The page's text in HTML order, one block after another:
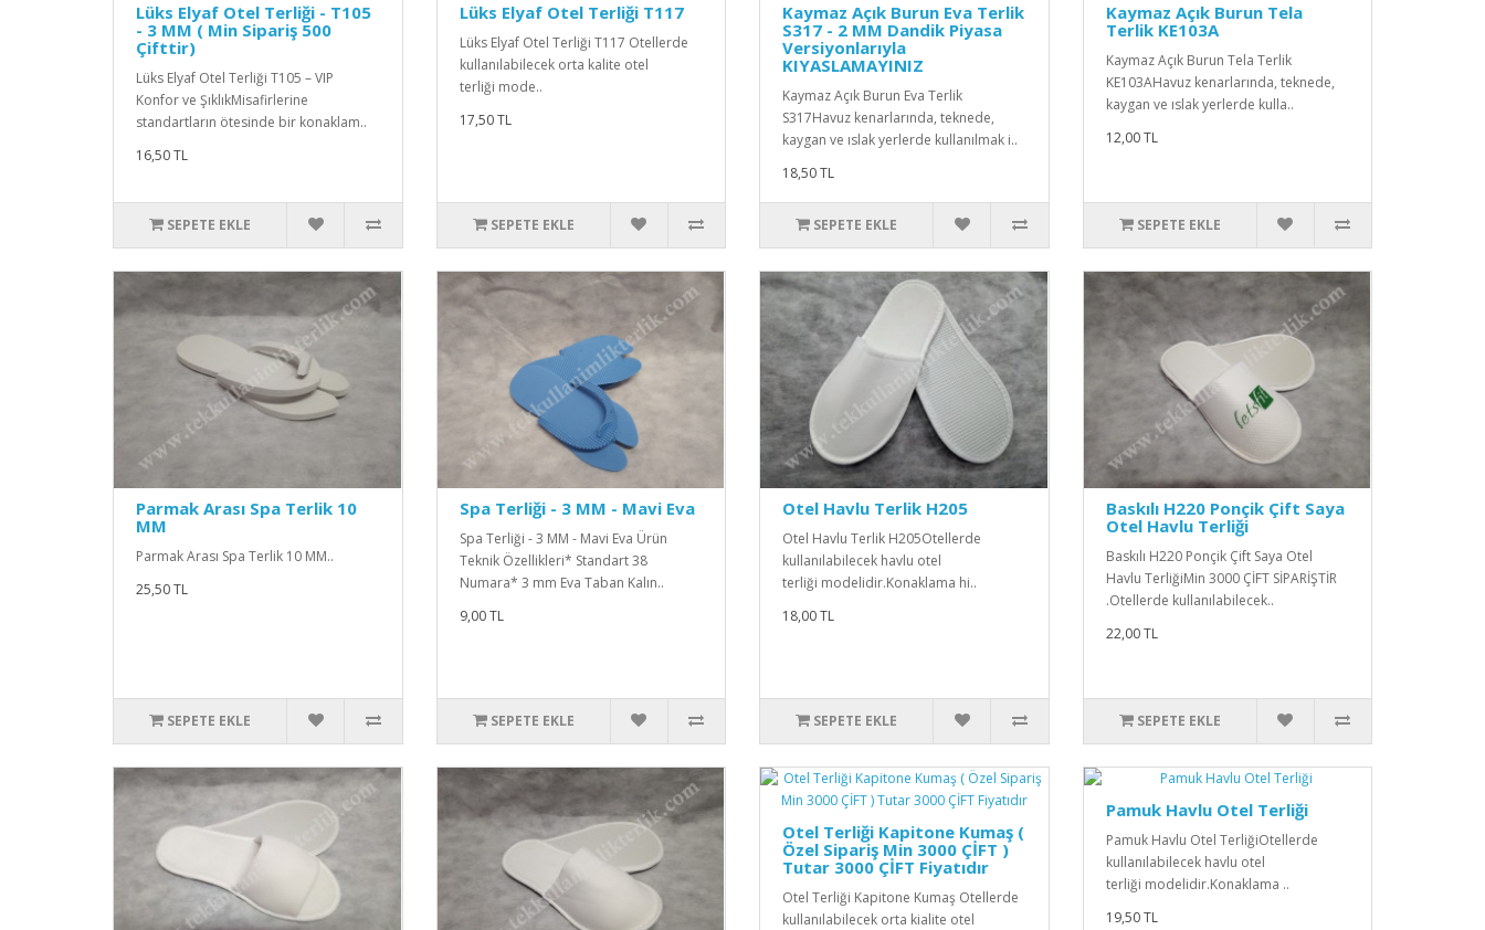
Lüks Elyaf Otel Terliği - T105
- 3 MM ( Min Sipariş 500
Çifttir)
Lüks Elyaf Otel Terliği T105 – VIP
Konfor ve ŞıklıkMisafirlerine
standartların ötesinde bir konaklam..
16,50 TL
SEPETE EKLE
Lüks Elyaf Otel Terliği T117
Lüks Elyaf Otel Terliği T117 Otellerde
kullanılabilecek orta kalite otel
terliği mode..
17,50 TL
SEPETE EKLE
Kaymaz Açık Burun Eva Terlik
S317 - 2 MM Dandik Piyasa
Versiyonlarıyla
KIYASLAMAYINIZ
Kaymaz Açık Burun Eva Terlik
S317Havuz kenarlarında, teknede,
kaygan ve ıslak yerlerde kullanılmak i..
18,50 TL
SEPETE EKLE
Kaymaz Açık Burun Tela
Terlik KE103A
Kaymaz Açık Burun Tela Terlik
KE103AHavuz kenarlarında, teknede,
kaygan ve ıslak yerlerde kulla..
12,00 TL
SEPETE EKLE
Parmak Arası Spa Terlik 10
MM
Parmak Arası Spa Terlik 10 MM..
25,50 TL
SEPETE EKLE
Spa Terliği - 3 MM - Mavi Eva
Spa Terliği - 3 MM - Mavi Eva Ürün
Teknik Özellikleri* Standart 38
Numara* 3 mm Eva Taban Kalın..
9,00 TL
SEPETE EKLE
Otel Havlu Terlik H205
Otel Havlu Terlik H205Otellerde
kullanılabilecek havlu otel
terliği modelidir.Konaklama hi..
18,00 TL
SEPETE EKLE
Baskılı H220 Ponçik Çift Saya
Otel Havlu Terliği
Baskılı H220 Ponçik Çift Saya Otel
Havlu TerliğiMin 3000 ÇİFT SİPARİŞTİR
.Otellerde kullanılabilecek..
22,00 TL
SEPETE EKLE
Otel Terliği Kapitone Kumaş (
Özel Sipariş Min 3000 ÇİFT )
Tutar 3000 ÇİFT Fiyatıdır
Otel Terliği Kapitone Kumaş Otellerde
kullanılabilecek orta kialite otel
Pamuk Havlu Otel Terliği
Pamuk Havlu Otel TerliğiOtellerde
kullanılabilecek havlu otel
terliği modelidir.Konaklama ..
19,50 TL